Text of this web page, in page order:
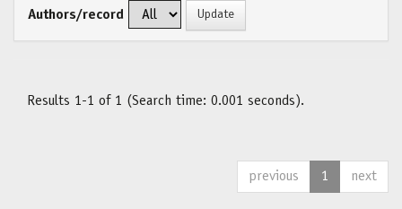
Authors/record
Results 1-1 of 1 (Search time: 0.001 seconds).
previous 1 next